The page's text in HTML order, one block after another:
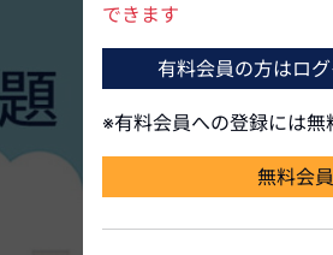
できます
有料会員の方はロ
※有料会員への登録には無
無料会